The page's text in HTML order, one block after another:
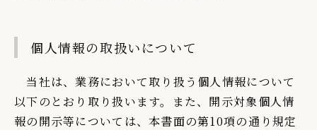
個人情報の取扱いについて
当社は、業務において取り扱う個人情報について
以下のとおり取り扱います。また、開示対象個人情
報の開示等については、本書面の第10項の通り規定